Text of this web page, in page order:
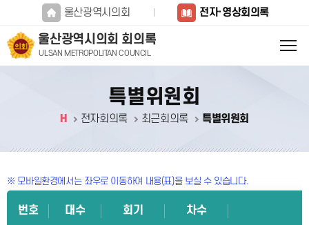
본문바로가기 울산광역시의회 전자·영상회의록
울산광역시의회 회의록
ULSAN METROPOLITAN COUNCIL
특별위원회
H 전자회의록 최근회의록 특별위원회
※ 모바일환경에서는 좌우로 이동하여 내용(표)을 보실 수 있습니다.
번호 대수 회기 차수